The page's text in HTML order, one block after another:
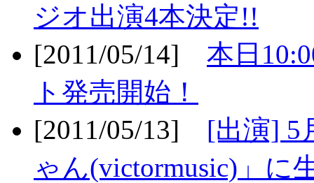
ジオ出演4本決定!!
[2011/05/14] 本日
ト発売開始！
[2011/05/13] [出演] 5
ゃん(victormusic)」に